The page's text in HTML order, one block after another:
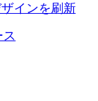
インを刷新